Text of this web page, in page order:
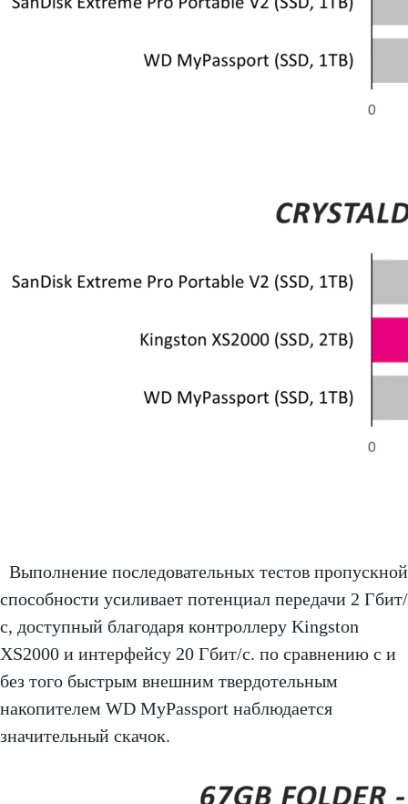
Выполнение последовательных тестов пропускной
способности усиливает потенциал передачи 2 Гбит/
с, доступный благодаря контроллеру Kingston
XS2000 и интерфейсу 20 Гбит/с. по сравнению с и
без того быстрым внешним твердотельным
накопителем WD MyPassport наблюдается
значительный скачок.